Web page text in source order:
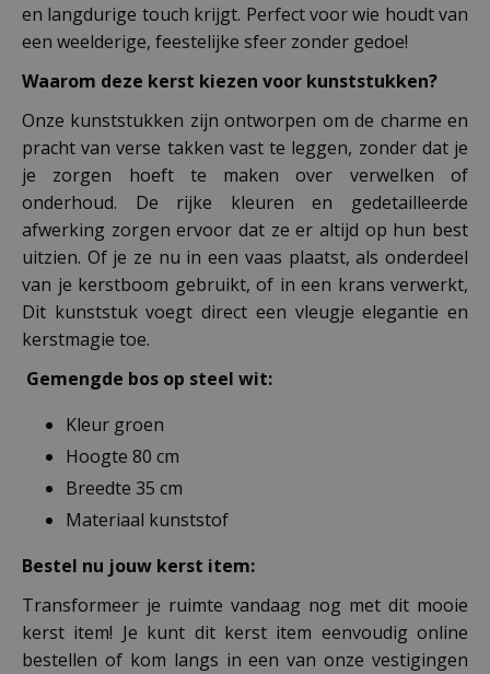
en langdurige touch krijgt. Perfect voor wie houdt van
een weelderige, feestelijke sfeer zonder gedoe!
Waarom deze kerst kiezen voor kunststukken?
Onze kunststukken zijn ontworpen om de charme en
pracht van verse takken vast te leggen, zonder dat je
je zorgen hoeft te maken over verwelken of
onderhoud. De rijke kleuren en gedetailleerde
afwerking zorgen ervoor dat ze er altijd op hun best
uitzien. Of je ze nu in een vaas plaatst, als onderdeel
van je kerstboom gebruikt, of in een krans verwerkt,
Dit kunststuk voegt direct een vleugje elegantie en
kerstmagie toe.
Gemengde bos op steel wit:
Kleur groen
Hoogte 80 cm
Breedte 35 cm
Materiaal kunststof
Bestel nu jouw kerst item:
Transformeer je ruimte vandaag nog met dit mooie
kerst item! Je kunt dit kerst item eenvoudig online
bestellen of kom langs in een van onze vestigingen